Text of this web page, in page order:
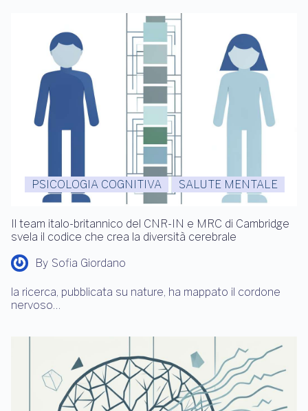
PSICOLOGIA COGNITIVA SALUTE MENTALE
Il team italo-britannico del CNR-IN e MRC di Cambridge
svela il codice che crea la diversità cerebrale
By Sofia Giordano
la ricerca, pubblicata su nature, ha mappato il cordone
nervoso…